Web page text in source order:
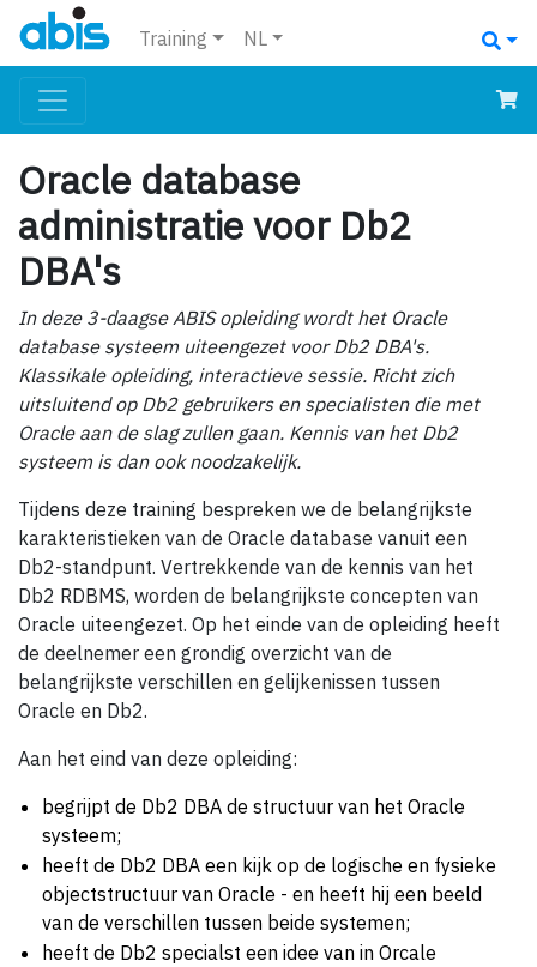
Training NL
Oracle database
administratie voor Db2
DBA's
In deze 3-daagse ABIS opleiding wordt het Oracle
database systeem uiteengezet voor Db2 DBA's.
Klassikale opleiding, interactieve sessie. Richt zich
uitsluitend op Db2 gebruikers en specialisten die met
Oracle aan de slag zullen gaan. Kennis van het Db2
systeem is dan ook noodzakelijk.
Tijdens deze training bespreken we de belangrijkste
karakteristieken van de Oracle database vanuit een
Db2-standpunt. Vertrekkende van de kennis van het
Db2 RDBMS, worden de belangrijkste concepten van
Oracle uiteengezet. Op het einde van de opleiding heeft
de deelnemer een grondig overzicht van de
belangrijkste verschillen en gelijkenissen tussen
Oracle en Db2.
Aan het eind van deze opleiding:
begrijpt de Db2 DBA de structuur van het Oracle
systeem;
heeft de Db2 DBA een kijk op de logische en fysieke
objectstructuur van Oracle - en heeft hij een beeld
van de verschillen tussen beide systemen;
heeft de Db2 specialst een idee van in Orcale